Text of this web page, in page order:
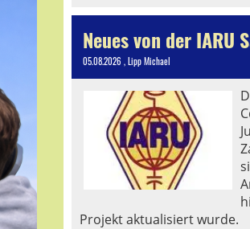
Neues von der
05.08.2026 , Lipp Michael
Projekt aktualisiert wurde.